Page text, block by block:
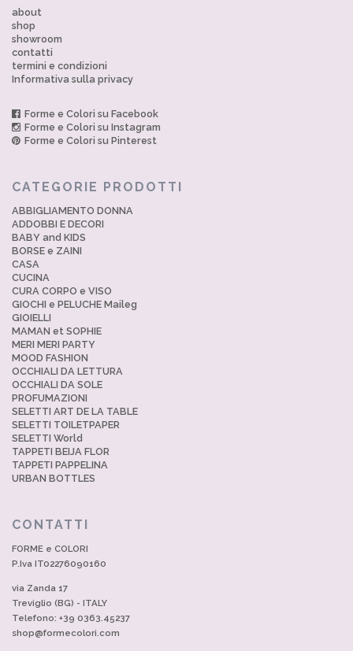
about
shop
showroom
contatti
termini e condizioni
Informativa sulla privacy
Forme e Colori su Facebook
Forme e Colori su Instagram
Forme e Colori su Pinterest
CATEGORIE PRODOTTI
ABBIGLIAMENTO DONNA
ADDOBBI E DECORI
BABY and KIDS
BORSE e ZAINI
CASA
CUCINA
CURA CORPO e VISO
GIOCHI e PELUCHE Maileg
GIOIELLI
MAMAN et SOPHIE
MERI MERI PARTY
MOOD FASHION
OCCHIALI DA LETTURA
OCCHIALI DA SOLE
PROFUMAZIONI
SELETTI ART DE LA TABLE
SELETTI TOILETPAPER
SELETTI World
TAPPETI BEIJA FLOR
TAPPETI PAPPELINA
URBAN BOTTLES
CONTATTI
FORME e COLORI
P.Iva IT02276090160
via Zanda 17
Treviglio (BG) - ITALY
Telefono: +39 0363.45237
shop@formecolori.com